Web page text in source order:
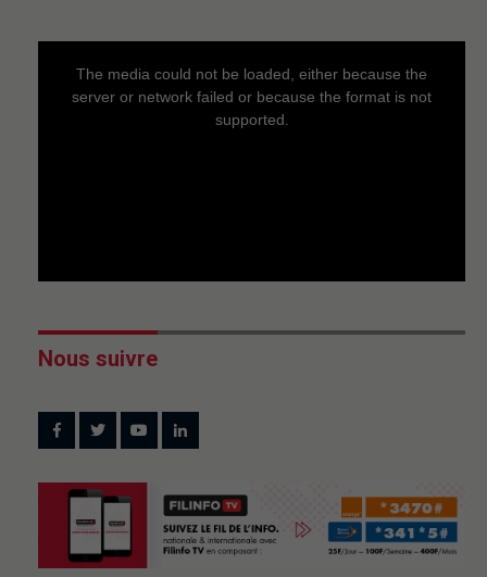
The media could not be loaded, either because the
server or network failed or because the format is not
supported.
Nous suivre